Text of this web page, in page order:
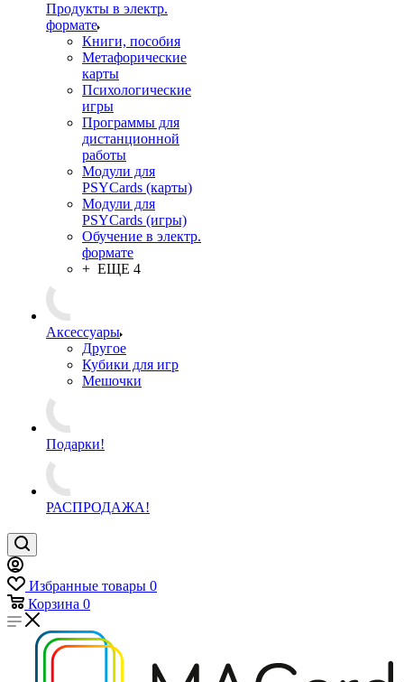
Продукты в электр.
формате
Книги, пособия
Метафорические
карты
Психологические
игры
Программы для
дистанционной
работы
Модули для
PSYCards (карты)
Модули для
PSYCards (игры)
Обучение в электр.
формате
+ ЕЩЕ 4
Аксессуары
Другое
Кубики для игр
Мешочки
Подарки!
РАСПРОДАЖА!
Избранные товары 0
Корзина 0